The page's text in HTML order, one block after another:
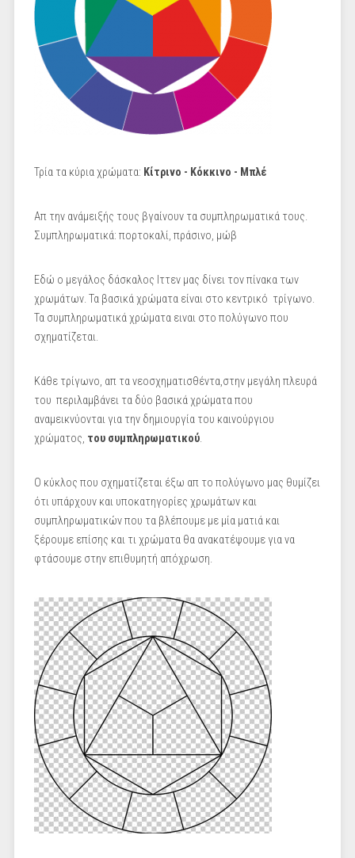
Τρία τα κύρια χρώματα: Κίτρινο - Κόκκινο - Μπλέ
Απ την ανάμειξής τους βγαίνουν τα συμπληρωματικά τους.
Συμπληρωματικά: πορτοκαλί, πράσινο, μώβ
Εδώ ο μεγάλος δάσκαλος Ιττεν μας δίνει τον πίνακα των
χρωμάτων. Τα βασικά χρώματα είναι στο κεντρικό τρίγωνο.
Τα συμπληρωματικά χρώματα ειναι στο πολύγωνο που
σχηματίζεται.
Κάθε τρίγωνο, απ τα νεοσχηματισθέντα,στην μεγάλη πλευρά
του περιλαμβάνει τα δύο βασικά χρώματα που
αναμεικνύονται για την δημιουργία του καινούργιου
χρώματος, του συμπληρωματικού.
Ο κύκλος που σχηματίζεται έξω απ το πολύγωνο μας θυμίζει
ότι υπάρχουν και υποκατηγορίες χρωμάτων και
συμπληρωματικών που τα βλέπουμε με μία ματιά και
ξέρουμε επίσης και τι χρώματα θα ανακατέψουμε για να
φτάσουμε στην επιθυμητή απόχρωση.